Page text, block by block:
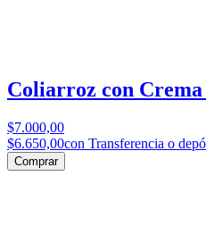
Coliarroz con
$7.000,00
$6.650,00con Transferencia o
Comprar